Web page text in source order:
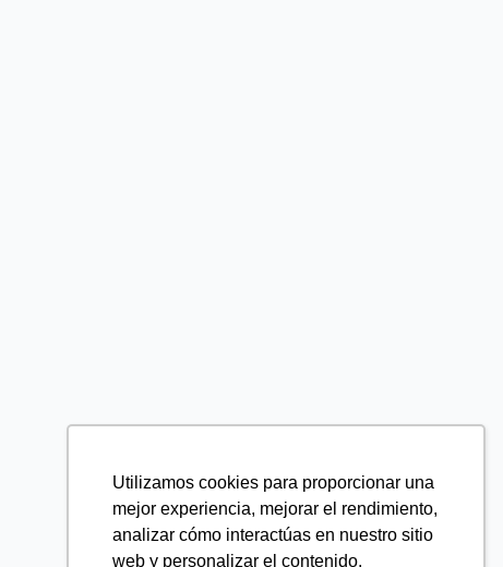
Utilizamos cookies para proporcionar una
mejor experiencia, mejorar el rendimiento,
analizar cómo interactúas en nuestro sitio
web y personalizar el contenido.